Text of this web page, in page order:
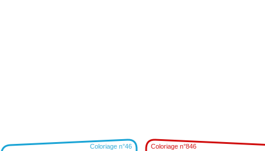
Coloriage n°46 Coloriage n°846